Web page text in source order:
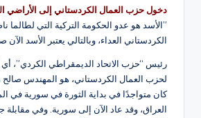
دخول حزب العمال الكردستاني إلى الأراضي
”الأسد هو عدو الحكومة التركية التي لطالما
الكردستاني العداء، وبالتالي يعتبر الأسد
رئيس “حزب الاتحاد الديمقراطي الكردي”،
لحزب العمال الكردستاني، هو المهندس
كان متواجدًا في بداية الثورة في سورية في
العراق، وقد عاد الآن إلى سورية. وفي مقابلة